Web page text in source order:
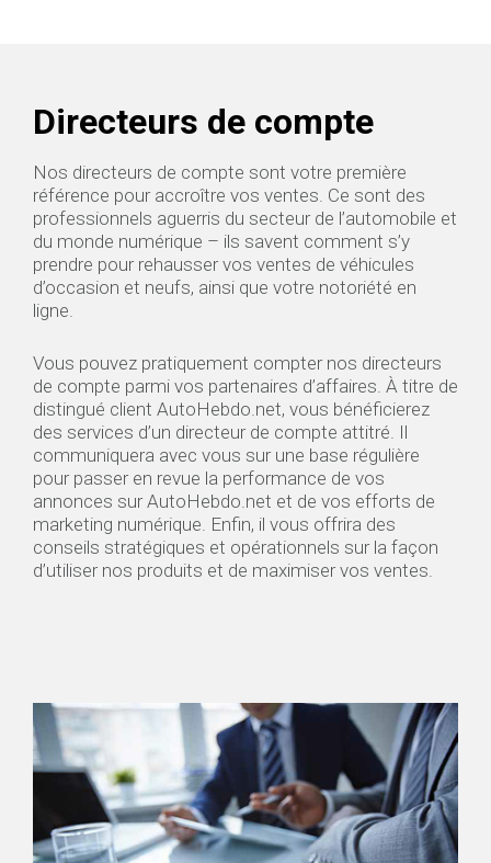
Directeurs de compte
Nos directeurs de compte sont votre première
référence pour accroître vos ventes. Ce sont des
professionnels aguerris du secteur de l’automobile et
du monde numérique – ils savent comment s’y
prendre pour rehausser vos ventes de véhicules
d’occasion et neufs, ainsi que votre notoriété en
ligne.
Vous pouvez pratiquement compter nos directeurs
de compte parmi vos partenaires d’affaires. À titre de
distingué client AutoHebdo.net, vous bénéficierez
des services d’un directeur de compte attitré. Il
communiquera avec vous sur une base régulière
pour passer en revue la performance de vos
annonces sur AutoHebdo.net et de vos efforts de
marketing numérique. Enfin, il vous offrira des
conseils stratégiques et opérationnels sur la façon
d’utiliser nos produits et de maximiser vos ventes.